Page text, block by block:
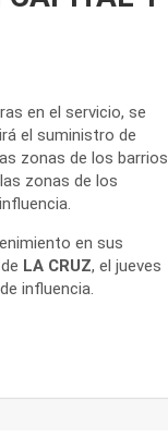
en el servicio, se
el suministro de
zonas de los barrios
zonas de los
en sus
LA CRUZ, el jueves
influencia.